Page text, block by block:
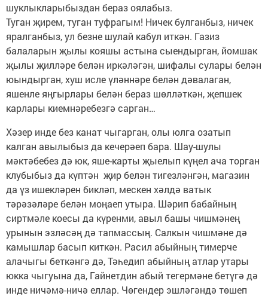
шуклыкларыбыздан бераз оялабыз.
Туган җирем, туган туфрагым! Ничек булганбыз, ничек
яралганбыз, ул безне шулай кабул иткән. Газиз
балаларын җылы кояшы астына сыендырган, йомшак
җылы җилләре белән иркәләгән, шифалы сулары белән
юындырган, хуш исле үләннәре белән дәвалаган,
яшенле яңгырлары белән бераз шөлләткән, җепшек
карлары киемнәребезгә сарган…
Хәзер инде без канат чыгарган, олы юлга озатып
калган авылыбыз да кечерәеп бара. Шау-шулы
мәктәбебез дә юк, яше-карты җыелып күңел ача торган
клубыбыз да күптән җир белән тигезләнгән, магазин
да үз ишекләрен бикләп, мескен хәлдә ватык
тәрәзәләре белән моңаеп утыра. Шәрип бабайның
сиртмәле коесы да күренми, авыл башы чишмәнең
урынын эзләсәң дә тапмассың. Салкын чишмәне дә
камышлар басып киткән. Расил абыйның тимерче
алачыгы беткәнгә дә, Тәһедип абыйның атлар утары
юкка чыгуына да, Гайнетдин абый тегермәне бетүгә дә
инде ничәмә-ничә еллар. Чөгендер эшләгәндә төшеп